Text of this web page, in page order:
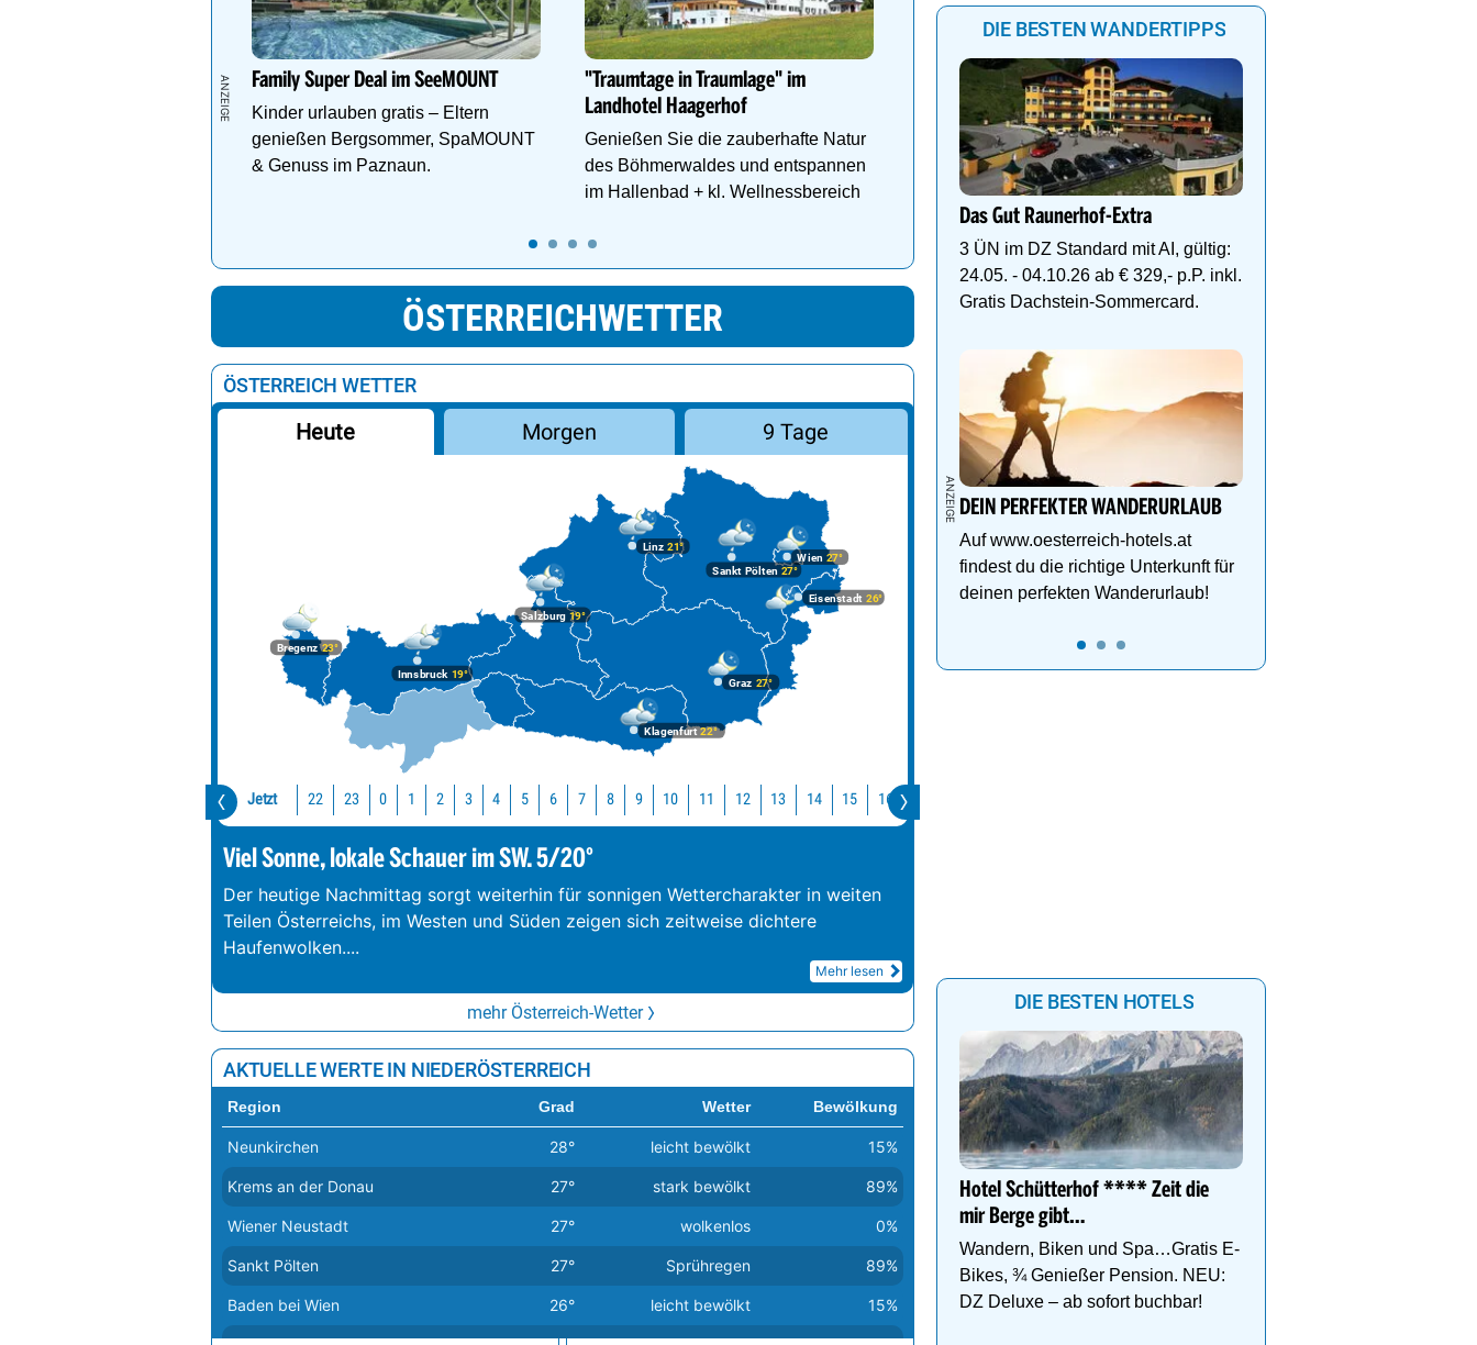
Family Super Deal im SeeMOUNT
Kinder urlauben gratis – Eltern
genießen Bergsommer, SpaMOUNT
& Genuss im Paznaun.
"Traumtage in Traumlage" im
Landhotel Haagerhof
Genießen Sie die zauberhafte Natur
des Böhmerwaldes und entspannen
im Hallenbad + kl. Wellnessbereich
Golden Summits Package |
Bergabenteuer, Wohlfühlmomente
und Unterkunft – alles inklusive.
Mountain Hotel Luis in
ÖSTERREICHWETTER
ÖSTERREICH WETTER
Heute Morgen 9 Tage
Bregenz23°
Graz 27°
Innsbruck19°
Klagenfurt22°
Linz 21°
Salzburg19°
Wien 27°
Eisenstadt 26°
Sankt Pölten 27°
Jetzt 22 23 0 1 2 3 4 5 6 7 8 9 10 11 12 13 14 15 16
Viel Sonne, lokale Schauer im SW. 5/20°
Der heutige Nachmittag sorgt weiterhin für sonnigen Wettercharakter in weiten
Teilen Österreichs, im Westen und Süden zeigen sich zeitweise dichtere
Haufenwolken....
Mehr lesen
mehr Österreich-Wetter
AKTUELLE WERTE IN NIEDERÖSTERREICH
Region Grad Wetter Bewölkung
Neunkirchen 28° leicht bewölkt 15%
Krems an der Donau 27° stark bewölkt 89%
Wiener Neustadt 27° wolkenlos 0%
Sankt Pölten 27° Sprühregen 89%
Baden bei Wien 26° leicht bewölkt 15%
DIE BESTEN WANDERTIPPS
Das Gut Raunerhof-Extra
3 ÜN im DZ Standard mit AI, gültig:
24.05. - 04.10.26 ab € 329,- p.P. inkl.
Gratis Dachstein-Sommercard.
DEIN PERFEKTER WANDERURLAUB
Auf www.oesterreich-hotels.at
findest du die richtige Unterkunft für
deinen perfekten Wanderurlaub!
DIE BESTEN HOTELS
Hotel Schütterhof **** Zeit die
mir Berge gibt…
Wandern, Biken und Spa…Gratis E-
Bikes, ¾ Genießer Pension. NEU:
DZ Deluxe – ab sofort buchbar!